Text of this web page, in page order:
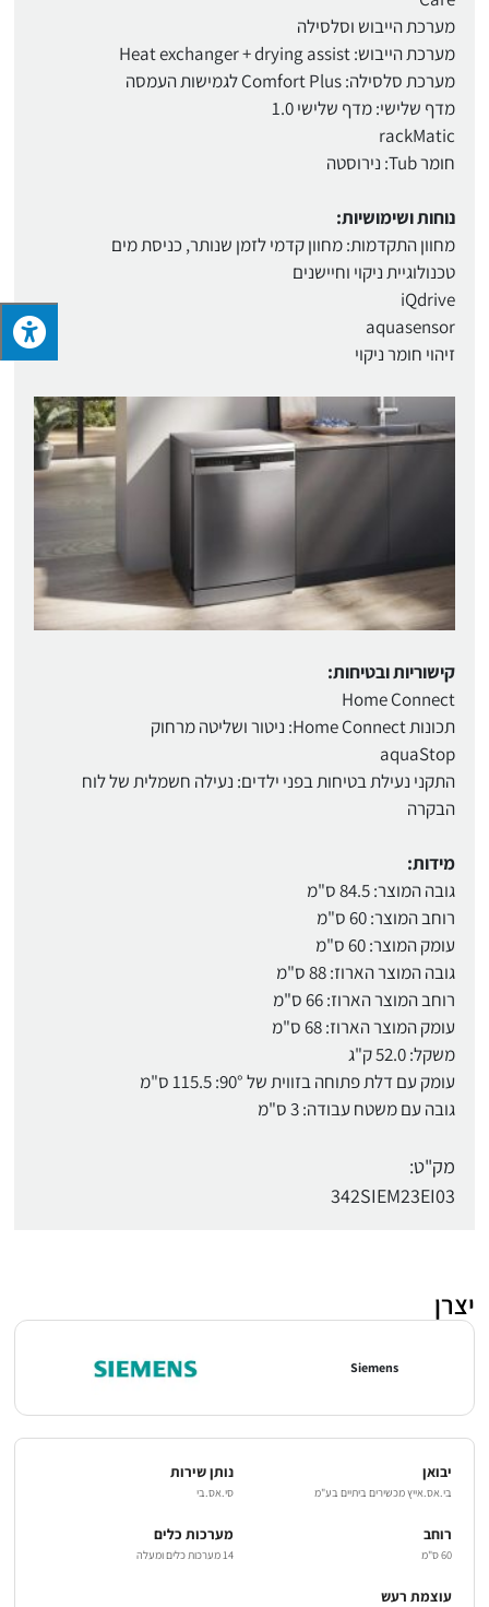
מערכת הייבוש וסלסילה
מערכת הייבוש: Heat exchanger + drying assist
מערכת סלסילה: Comfort Plus לגמישות העמסה
מדף שלישי: מדף שלישי 1.0
rackMatic
חומר Tub: נירוסטה
נוחות ושימושיות:
מחוון התקדמות: מחוון קדמי לזמן שנותר, כניסת מים
טכנולוגיית ניקוי וחיישנים
iQdrive
aquasensor
זיהוי חומר ניקוי
קישוריות ובטיחות:
Home Connect
תכונות Home Connect: ניטור ושליטה מרחוק
aquaStop
התקני נעילת בטיחות בפני ילדים: נעילה חשמלית של לוח
הבקרה
מידות:
גובה המוצר: 84.5 ס"מ
רוחב המוצר: 60 ס"מ
עומק המוצר: 60 ס"מ
גובה המוצר הארוז: 88 ס"מ
רוחב המוצר הארוז: 66 ס"מ
עומק המוצר הארוז: 68 ס"מ
משקל: 52.0 ק"ג
עומק עם דלת פתוחה בזווית של 90°: 115.5 ס"מ
גובה עם משטח עבודה: 3 ס"מ
מק"ט:
342SIEM23EI03
יצרן
Siemens
יבואן
בי.אס.אייץ מכשירים ביתיים בע"מ
נותן שירות
סי.אס.בי
רוחב
60 ס"מ
מערכות כלים
14 מערכות כלים ומעלה
עוצמת רעש